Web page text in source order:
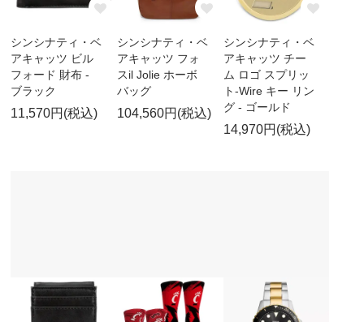
シンシナティ・ベ
アキャッツ ビル
フォード 財布 -
ブラック
11,570円(税込)
シンシナティ・ベ
アキャッツ フォ
スil Jolie ホーボ
バッグ
104,560円(税込)
シンシナティ・ベ
アキャッツ チー
ム ロゴ スプリッ
ト-Wire キー リン
グ - ゴールド
14,970円(税込)